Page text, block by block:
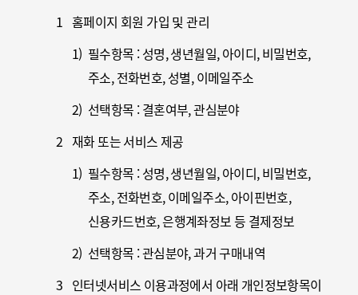
회사가 처리하고 있는 정보주체 본인이나 타인의 개인정보 및
사생활을 침해하여서는 아니 됩니다.
1 홈페이지 회원 가입 및 관리
1) 필수항목 : 성명, 생년월일, 아이디, 비밀번호,
주소, 전화번호, 성별, 이메일주소
2) 선택항목 : 결혼여부, 관심분야
2 재화 또는 서비스 제공
1) 필수항목 : 성명, 생년월일, 아이디, 비밀번호,
주소, 전화번호, 이메일주소, 아이핀번호,
신용카드번호, 은행계좌정보 등 결제정보
2) 선택항목 : 관심분야, 과거 구매내역
3 인터넷서비스 이용과정에서 아래 개인정보항목이